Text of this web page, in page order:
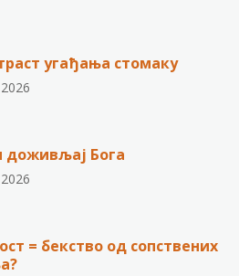
угађања стомаку
доживљај Бога
= бекство од сопствених